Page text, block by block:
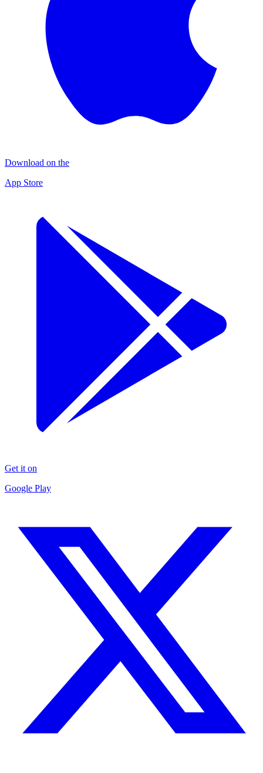
Download on the
App Store
Get it on
Google Play